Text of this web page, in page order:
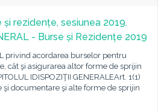
rezidențe, sesiunea 2019.
- Burse și Rezidențe 2019
privind acordarea burselor pentru
cât şi asigurarea altor forme de sprijin
IDISPOZIŢII GENERALEArt. 1(1)
şi documentare şi alte forme de sprijin